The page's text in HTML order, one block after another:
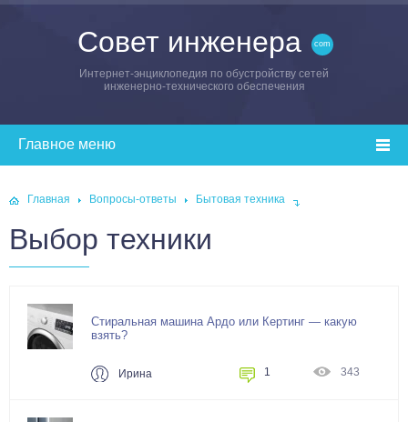
Совет инженера
Интернет-энциклопедия по обустройству сетей
инженерно-технического обеспечения
Главная Вопросы-ответы Бытовая техника
Выбор техники
Стиральная машина Ардо или Кертинг — какую
взять?
Ирина 1 343